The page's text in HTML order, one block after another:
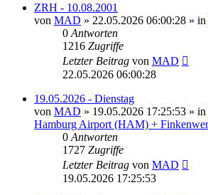
ZRH - 10.08.2001
von MAD » 22.05.2026 06:00:28 » in
0 Antworten
1216 Zugriffe
Letzter Beitrag von MAD
22.05.2026 06:00:28
19.05.2026 - Dienstag
von MAD » 19.05.2026 17:25:53 » in
Hamburg Airport (HAM) +
0 Antworten
1727 Zugriffe
Letzter Beitrag von MAD
19.05.2026 17:25:53